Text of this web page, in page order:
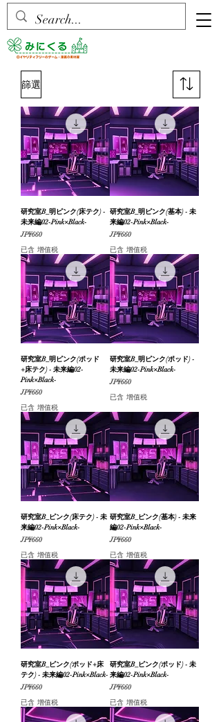
篩選
研究室B_明ピンク(床テク) -
未来編02-Pink×Black-
價格
JP¥660
已含 增值税
研究室B_明ピンク(基本) - 未
来編02-Pink×Black-
價格
JP¥660
已含 增值税
研究室B_明ピンク(ポッド
+床テク) - 未来編02-
Pink×Black-
價格
JP¥660
已含 增值税
研究室B_明ピンク(ポッド) -
未来編02-Pink×Black-
價格
JP¥660
已含 增值税
研究室B_ピンク(床テク) - 未
来編02-Pink×Black-
價格
JP¥660
已含 增值税
研究室B_ピンク(基本) - 未来
編02-Pink×Black-
價格
JP¥660
已含 增值税
研究室B_ピンク(ポッド+床
テク) - 未来編02-Pink×Black-
價格
JP¥660
已含 增值税
研究室B_ピンク(ポッド) - 未
来編02-Pink×Black-
價格
JP¥660
已含 增值税